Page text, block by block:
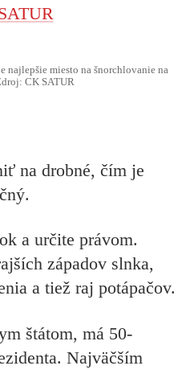
najlepšie miesto na šnorchlovanie na
CK SATUR
na drobné, čím je
a určite právom.
západov slnka,
a tiež raj potápačov.
štátom, má 50-
Najväčším